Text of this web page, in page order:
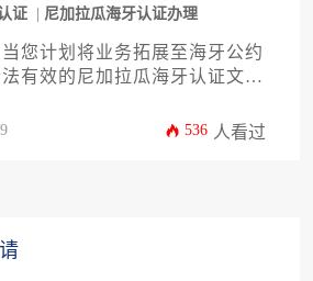
证 尼加拉瓜海牙认证办理
您计划将业务拓展至海牙公约
有效的尼加拉瓜海牙认证文件
理海牙认证需要什么材料的详
司注册证书、授权委托书等）
的跨国商业活动铺平道路。
536 人看过